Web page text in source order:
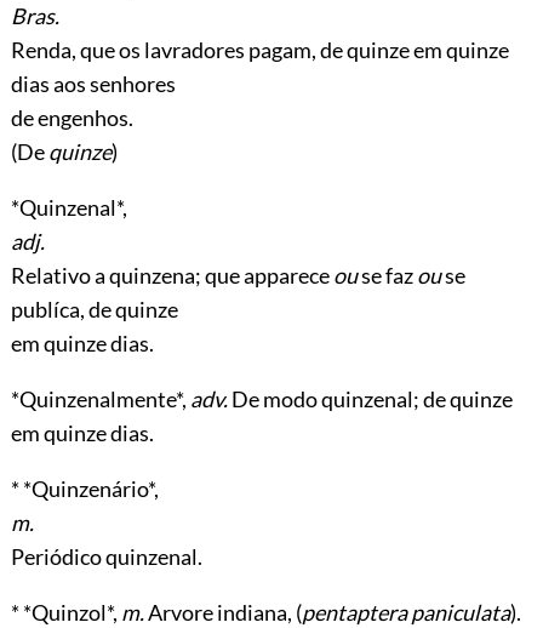
Bras.
Renda, que os lavradores pagam, de quinze em quinze
dias aos senhores
de engenhos.
(Dequinze)
*Quinzenal*,
adj.
Relativo a quinzena; que appareceouse fazouse
publíca, de quinze
em quinze dias.
*Quinzenalmente*, adv.De modo quinzenal; de quinze
em quinze dias.
* *Quinzenário*,
m.
Periódico quinzenal.
* *Quinzol*, m.Arvore indiana, (pentaptera paniculata).